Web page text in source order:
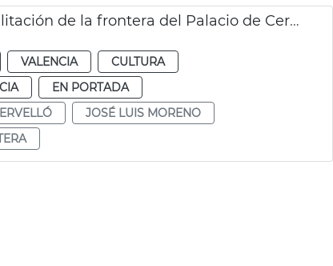
Adjudicada la redacción del proyecto de rehabilitación de la frontera del Palacio de Cervelló
VALENCIA
CULTURA
EN PORTADA
JOSÉ LUIS MORENO